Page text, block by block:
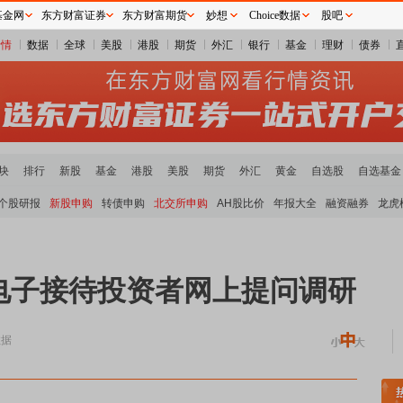
数据 全球 美股 港股 期货 外汇 银行 基金 理财 债券
排行 新股 基金 港股 美股 期货 外汇 黄金 自选股 自选基金
股研报 新股申购 转债申购 北交所申购 AH股比价 年报大全 融资融券 龙虎
接待投资者网上提问调研
A股估值分析全
网 东方财富证券 东方财富期货 妙想 Choice数据 股吧